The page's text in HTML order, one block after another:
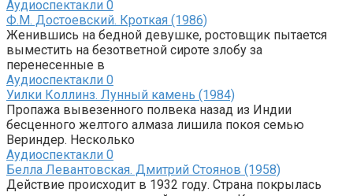
Аудиоспектакли 0
Ф.М. Достоевский. Кроткая (1986)
Женившись на бедной девушке, ростовщик пытается
выместить на безответной сироте злобу за
перенесенные в
Аудиоспектакли 0
Уилки Коллинз. Лунный камень (1984)
Пропажа вывезенного полвека назад из Индии
бесценного желтого алмаза лишила покоя семью
Вериндер. Несколько
Аудиоспектакли 0
Белла Левантовская. Дмитрий Стоянов (1958)
Действие происходит в 1932 году. Страна покрылась